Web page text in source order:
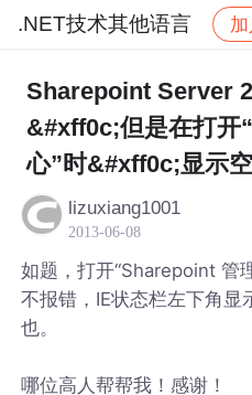
.NET技术其他语言 加
社区 .NET技术其他语言
Sharepoint Server
&#xff0c;但是在打开
心”时&#xff0c;显示
lizuxiang1001
2013-06-08
如题，打开“Sharepoint 管
不报错，IE状态栏左下角显
也。
哪位高人帮帮我！感谢！